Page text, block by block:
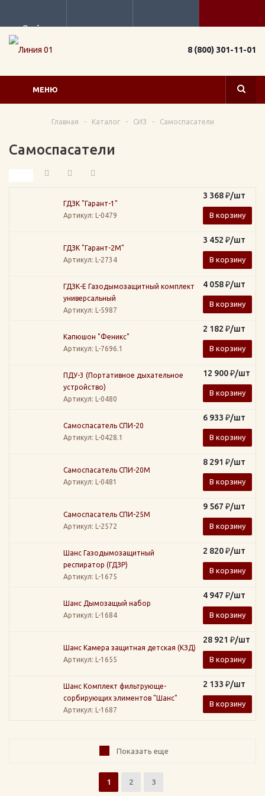
Прайс
8 (800) 301-11-01
МЕНЮ
Главная - Каталог - СИЗ - Самоспасатели
Самоспасатели
ГДЗК "Гарант-1"
Артикул: L-0479
3 368₽/шт
В корзину
ГДЗК "Гарант-2М"
Артикул: L-2734
3 452 ₽/шт
В корзину
ГДЗК-Е Газодымозащитный комплект
универсальный
Артикул: L-5987
4 058₽/шт
В корзину
Капюшон "Феникс"
Артикул: L-7696.1
2 182 ₽/шт
В корзину
ПДУ-3 (Портативное дыхательное
устройство)
Артикул: L-0480
12 900₽/шт
В корзину
Самоспасатель СПИ-20
Артикул: L-0428.1
6 933 ₽/шт
В корзину
Самоспасатель СПИ-20М
Артикул: L-0481
8 291 ₽/шт
В корзину
Самоспасатель СПИ-25М
Артикул: L-2572
9 567 ₽/шт
В корзину
Шанс Газодымозащитный
респиратор (ГДЗР)
Артикул: L-1675
2 820₽/шт
В корзину
Шанс Дымозащый набор
Артикул: L-1684
4 947 ₽/шт
В корзину
Шанс Камера защитная детская (КЗД)
Артикул: L-1655
28 921 ₽/шт
В корзину
Шанс Комплект фильтрующе-
сорбирующих элиментов "Шанс"
Артикул: L-1687
2 133 ₽/шт
В корзину
Показать еще
1 2 3